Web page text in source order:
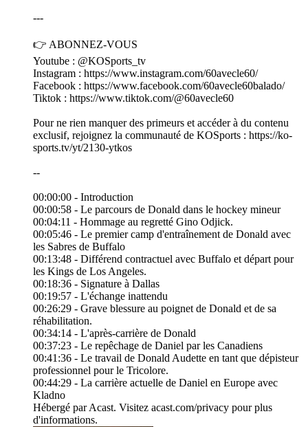
---
👉 ABONNEZ-VOUS
Youtube : @KOSports_tv
Instagram : https://www.instagram.com/60avecle60/
Facebook : https://www.facebook.com/60avecle60balado/
Tiktok : https://www.tiktok.com/@60avecle60
Pour ne rien manquer des primeurs et accéder à du contenu
exclusif, rejoignez la communauté de KOSports : https://ko-
sports.tv/yt/2130-ytkos
--
00:00:00 - Introduction
00:00:58 - Le parcours de Donald dans le hockey mineur
00:04:11 - Hommage au regretté Gino Odjick.
00:05:46 - Le premier camp d'entraînement de Donald avec
les Sabres de Buffalo
00:13:48 - Différend contractuel avec Buffalo et départ pour
les Kings de Los Angeles.
00:18:36 - Signature à Dallas
00:19:57 - L'échange inattendu
00:26:29 - Grave blessure au poignet de Donald et de sa
réhabilitation.
00:34:14 - L'après-carrière de Donald
00:37:23 - Le repêchage de Daniel par les Canadiens
00:41:36 - Le travail de Donald Audette en tant que dépisteur
professionnel pour le Tricolore.
00:44:29 - La carrière actuelle de Daniel en Europe avec
Kladno
Hébergé par Acast. Visitez acast.com/privacy pour plus
d'informations.